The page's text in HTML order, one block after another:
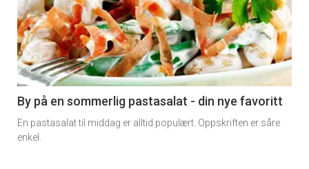
akkurat
nå
-
5
By på en sommerlig pastasalat - din nye favoritt
En pastasalat til middag er alltid populært. Oppskriften er såre
enkel.